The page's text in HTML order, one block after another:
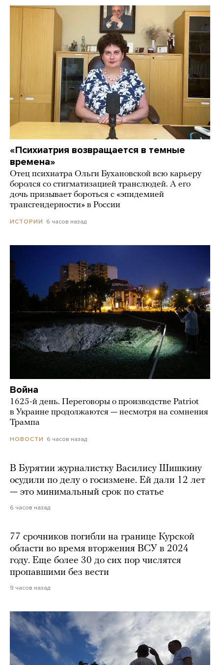
«Психиатрия возвращается в темные
времена»
Отец психиатра Ольги Бухановской всю карьеру
боролся со стигматизацией транслюдей. А его
дочь призывает бороться с «эпидемией
трансгендерности» в России
ИСТОРИИ 6 часов назад
Война
1625-й день. Переговоры о производстве Patriot
в Украине продолжаются — несмотря на сомнения
Трампа
НОВОСТИ 6 часов назад
В Бурятии журналистку Василису Шишкину
осудили по делу о госизмене. Ей дали 12 лет
— это минимальный срок по статье
6 часов назад
77 срочников погибли на границе Курской
области во время вторжения ВСУ в 2024
году. Еще более 30 до сих пор числятся
пропавшими без вести
9 часов назад